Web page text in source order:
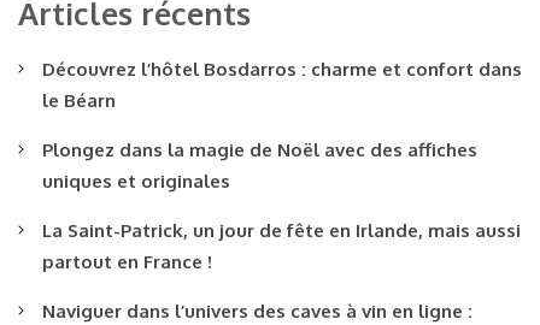
Articles récents
Découvrez l’hôtel Bosdarros : charme et confort dans
le Béarn
Plongez dans la magie de Noël avec des affiches
uniques et originales
La Saint-Patrick, un jour de fête en Irlande, mais aussi
partout en France !
Naviguer dans l’univers des caves à vin en ligne :